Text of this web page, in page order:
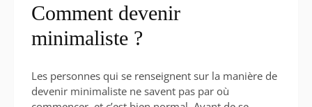
Comment devenir
minimaliste ?
Les personnes qui se renseignent sur la manière de
devenir minimaliste ne savent pas par où